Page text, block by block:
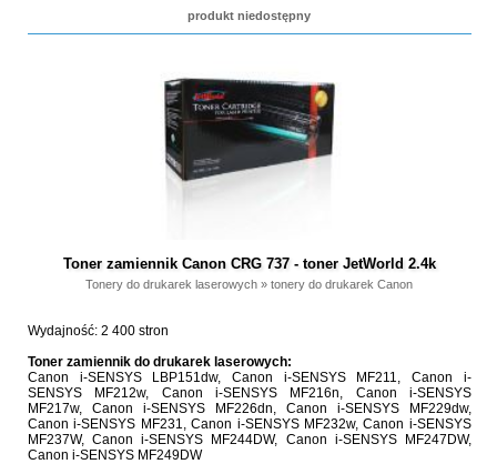
produkt niedostępny
Toner zamiennik Canon CRG 737 - toner JetWorld 2.4k
Tonery do drukarek laserowych »tonery do drukarek Canon
Wydajność: 2 400 stron
Toner zamiennik do drukarek laserowych:
Canon i-SENSYS LBP151dw, Canon i-SENSYS MF211, Canon i-
SENSYS MF212w, Canon i-SENSYS MF216n, Canon i-SENSYS
MF217w, Canon i-SENSYS MF226dn, Canon i-SENSYS MF229dw,
Canon i-SENSYS MF231, Canon i-SENSYS MF232w, Canon i-SENSYS
MF237W, Canon i-SENSYS MF244DW, Canon i-SENSYS MF247DW,
Canon i-SENSYS MF249DW